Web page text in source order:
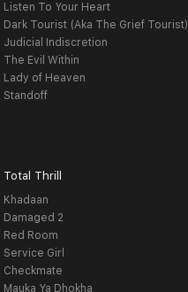
Listen To Your Heart
Dark Tourist (Aka The Grief Tourist)
Judicial Indiscretion
The Evil Within
Lady of Heaven
Standoff
Total Thrill
Khadaan
Damaged 2
Red Room
Service Girl
Checkmate
Mauka Ya Dhokha